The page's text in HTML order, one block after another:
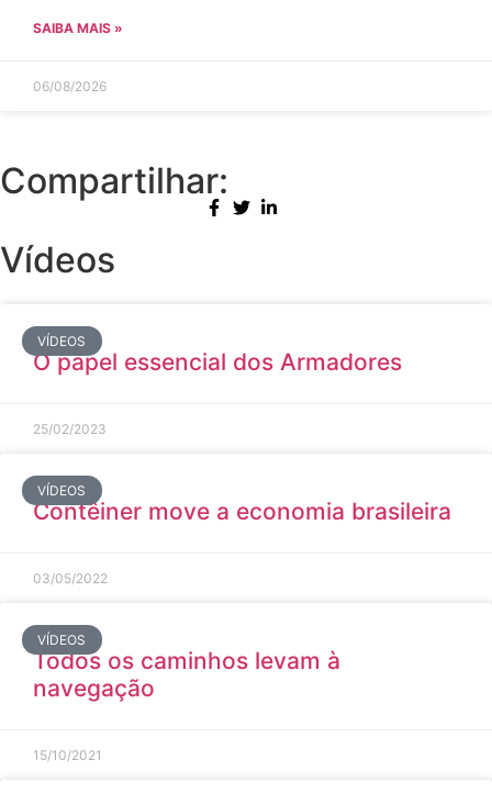
SAIBA MAIS »
06/08/2026
Compartilhar:
Vídeos
VÍDEOS
O papel essencial dos Armadores
25/02/2023
VÍDEOS
Contêiner move a economia brasileira
03/05/2022
VÍDEOS
Todos os caminhos levam à
navegação
15/10/2021